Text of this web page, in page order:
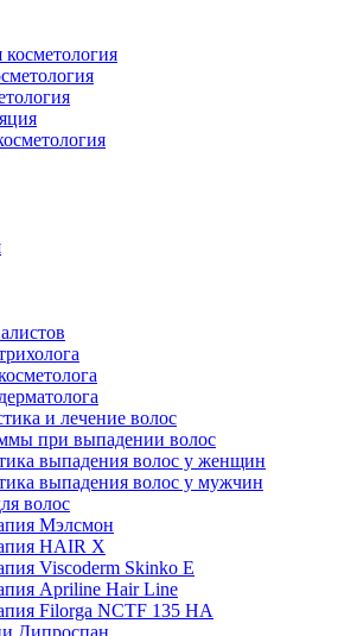
и лечение волос
при выпадении волос
выпадения волос у женщин
выпадения волос у мужчин
волос
Мэлсмон
HAIR X
Viscoderm Skinko E
Apriline Hair Line
Filorga NCTF 135 HA
Дипроспан